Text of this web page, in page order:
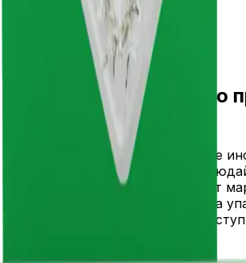
Важная информация о
и безопасности
Перед применением прочитайте
маркировку на упаковке и
краткое описание отличается от
приоритет имеет маркировка на
и используйте средство в